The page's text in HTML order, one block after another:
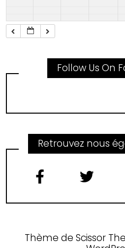
Follow Us On
Retrouvez nous
Thème de Scissor